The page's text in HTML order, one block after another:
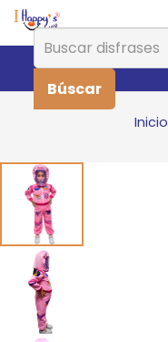
Buscar:
Inicio